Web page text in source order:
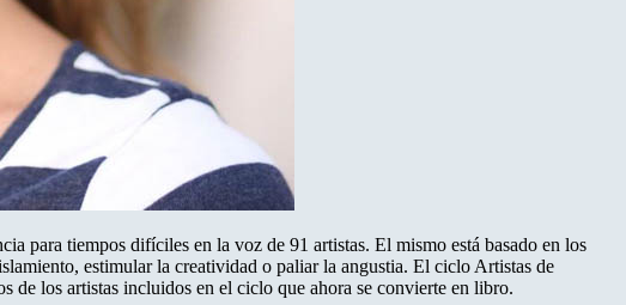
para tiempos difíciles en la voz de 91 artistas. El mismo está basado en los
estimular la creatividad o paliar la angustia. El ciclo Artistas de
de los artistas incluidos en el ciclo que ahora se convierte en libro.